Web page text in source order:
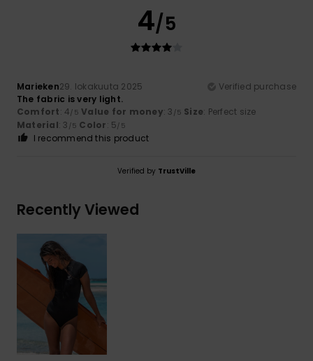
4/5
Marieken29. lokakuuta 2025
Verified purchase
The fabric is very light.
Comfort: 4/5 Value for money: 3 /5 Size: Perfect size
Material: 3 /5 Color: 5/5
I recommend this product
Verified by TrustVille
Recently Viewed